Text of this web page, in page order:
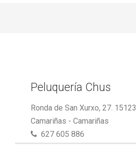
Peluquería Chus
Ronda de San Xurxo, 27. 15123
Camariñas - Camariñas
627 605 886